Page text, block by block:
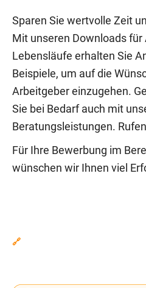
Sparen Sie wertvolle Zeit
Mit unseren Downloads für
Lebensläufe erhalten Sie
Beispiele, um auf die
Arbeitgeber einzugehen.
Sie bei Bedarf auch mit
Beratungsleistungen.
Für Ihre Bewerbung im
wünschen wir Ihnen viel
🔗